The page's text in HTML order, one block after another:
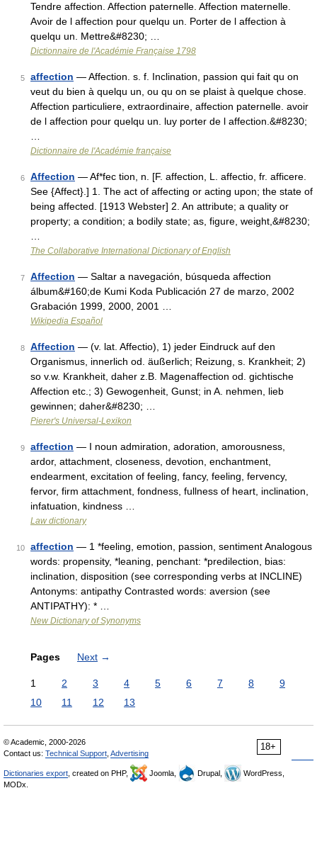
Tendre affection. Affection paternelle. Affection maternelle.
Avoir de l affection pour quelqu un. Porter de l affection à
quelqu un. Mettre&#8230; …
Dictionnaire de l'Académie Française 1798
5 affection — Affection. s. f. Inclination, passion qui fait qu on
veut du bien à quelqu un, ou qu on se plaist à quelque chose.
Affection particuliere, extraordinaire, affection paternelle. avoir
de l affection pour quelqu un. luy porter de l affection.&#8230;
Dictionnaire de l'Académie française
6 Affection — Af*fec tion, n. [F. affection, L. affectio, fr. afficere.
See {Affect}.] 1. The act of affecting or acting upon; the state of
being affected. [1913 Webster] 2. An attribute; a quality or
property; a condition; a bodily state; as, figure, weight,&#8230;
The Collaborative International Dictionary of English
7 Affection — Saltar a navegación, búsqueda affection
álbum&#160;de Kumi Koda Publicación 27 de marzo, 2002
Grabación 1999, 2000, 2001 …
Wikipedia Español
8 Affection — (v. lat. Affectio), 1) jeder Eindruck auf den
Organismus, innerlich od. äußerlich; Reizung, s. Krankheit; 2)
so v.w. Krankheit, daher z.B. Magenaffection od. gichtische
Affection etc.; 3) Gewogenheit, Gunst; in A. nehmen, lieb
gewinnen; daher&#8230; …
Pierer's Universal-Lexikon
9 affection — I noun admiration, adoration, amorousness,
ardor, attachment, closeness, devotion, enchantment,
endearment, excitation of feeling, fancy, feeling, fervency,
fervor, firm attachment, fondness, fullness of heart, inclination,
infatuation, kindness …
Law dictionary
10 affection — 1 *feeling, emotion, passion, sentiment Analogous
words: propensity, *leaning, penchant: *predilection, bias:
inclination, disposition (see corresponding verbs at INCLINE)
Antonyms: antipathy Contrasted words: aversion (see
ANTIPATHY): * …
New Dictionary of Synonyms
Pages Next →
1 2 3 4 5 6 7 8
9
10
11 12 13
18+
© Academic, 2000-2026
Contact us: Technical Support Advertising
Dictionaries export , created on PHP, Joomla, Drupal,
WordPress,
MODx.